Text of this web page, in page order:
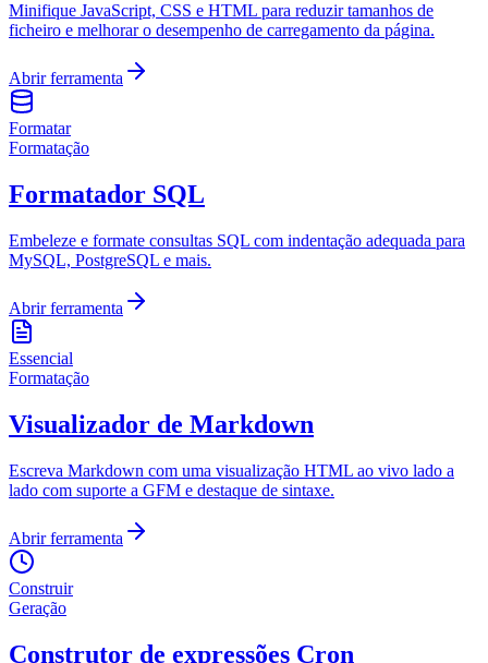
Minifique JavaScript, CSS e HTML para reduzir tamanhos de
ficheiro e melhorar o desempenho de carregamento da página.
Abrir ferramenta
Formatar
Formatação
Formatador SQL
Embeleze e formate consultas SQL com indentação adequada para
MySQL, PostgreSQL e mais.
Abrir ferramenta
Essencial
Formatação
Visualizador de Markdown
Escreva Markdown com uma visualização HTML ao vivo lado a
lado com suporte a GFM e destaque de sintaxe.
Abrir ferramenta
Construir
Geração
Construtor de expressões Cron